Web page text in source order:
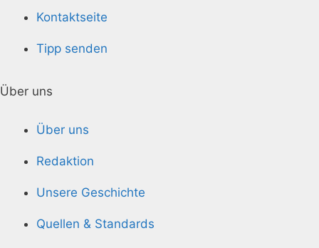
Kontaktseite
Tipp senden
Über uns
Über uns
Redaktion
Unsere Geschichte
Quellen & Standards